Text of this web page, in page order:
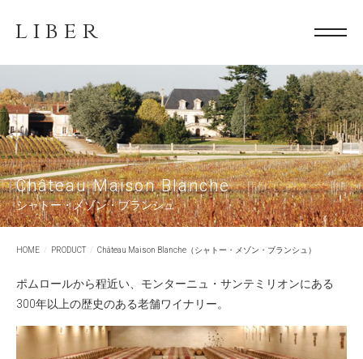
LIBER
Château Maison Blanche
シャトー・メゾン・ブランシュ
HOME PRODUCT Château Maison Blanche（シャトー・メゾン・ブランシュ）
ポムロールから程近い、モンターニュ・サンテミリオンにある
300年以上の歴史のある老舗ワイナリー。